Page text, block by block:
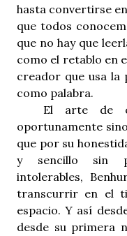
hasta convertirse
que todos
que no hay que
como el retablo en
creador que usa la
como palabra.
El arte de
oportunamente
que por su
y sencillo sin
intolerables,
transcurrir en el
espacio. Y así
desde su primera